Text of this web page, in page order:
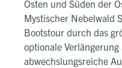
Osten und Süden der
Mystischer Nebelwald
Bootstour durch das
optionale
abwechslungsreiche